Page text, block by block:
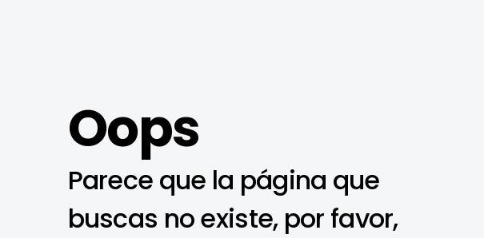
Oops
Parece que la página que
buscas no existe, por favor,